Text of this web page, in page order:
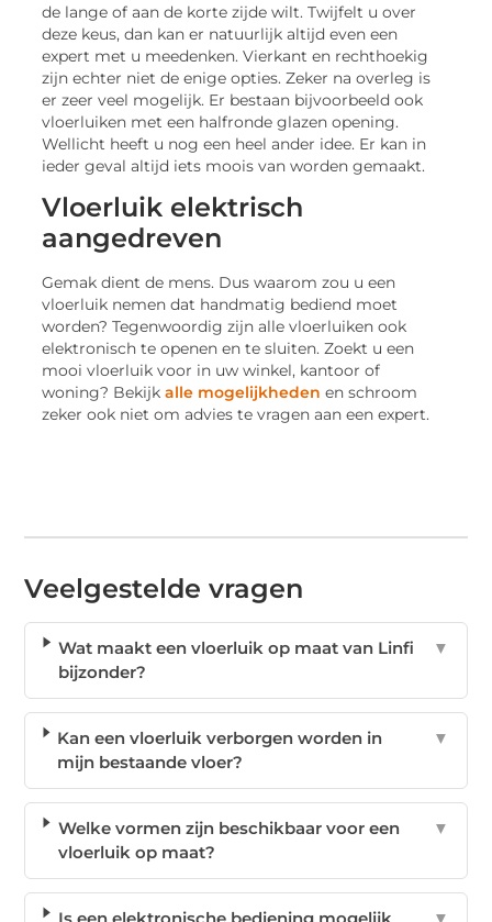
de lange of aan de korte zijde wilt. Twijfelt u over
deze keus, dan kan er natuurlijk altijd even een
expert met u meedenken. Vierkant en rechthoekig
zijn echter niet de enige opties. Zeker na overleg is
er zeer veel mogelijk. Er bestaan bijvoorbeeld ook
vloerluiken met een halfronde glazen opening.
Wellicht heeft u nog een heel ander idee. Er kan in
ieder geval altijd iets moois van worden gemaakt.
Vloerluik elektrisch
aangedreven
Gemak dient de mens. Dus waarom zou u een
vloerluik nemen dat handmatig bediend moet
worden? Tegenwoordig zijn alle vloerluiken ook
elektronisch te openen en te sluiten. Zoekt u een
mooi vloerluik voor in uw winkel, kantoor of
woning? Bekijkalle mogelijkheden en schroom
zeker ook niet om advies te vragen aan een expert.
Veelgestelde vragen
Wat maakt een vloerluik op maat van Linfi
bijzonder?
▼
Kan een vloerluik verborgen worden in
mijn bestaande vloer?
▼
Welke vormen zijn beschikbaar voor een
vloerluik op maat?
▼